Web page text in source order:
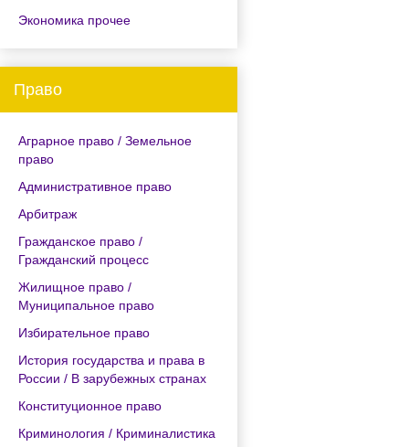
Экономика прочее
Право
Аграрное право / Земельное
право
Административное право
Арбитраж
Гражданское право /
Гражданский процесс
Жилищное право /
Муниципальное право
Избирательное право
История государства и права в
России / В зарубежных странах
Конституционное право
Криминология / Криминалистика